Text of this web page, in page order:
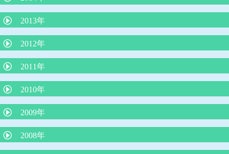
子どもの睡眠
ちょっといいお話し
手足口病について
今、お子さんが飲んでいる薬、本当に必要ですか？
新しいインフルエンザ治療薬「ゾフルーザ」について
耳掃除はしてはいけません！
ヒトメタニウモウイルスとは何者だ？
アレルギー検査では見つからないミルクアレルギー
子どもを抱きしめるほど頭が良くなる
「子どもののほめ方、叱り方」
重症なアレルギー性鼻炎とレーザー治療
「重症なアレルギー性鼻炎とレーザー治療」
揺さぶられ症候群
４歳まで授乳を
子どもとスマホ
鉄欠乏性貧血
不思議の国のアリス症候群
「赤ちゃんの涙目、めやに」について
抱きぐせは悪くない
卒乳と抱擁
かぜの薬ー院長のひとりごと
子どもの謎の“あるある”行動
子どもを傷つける言葉、行為とは？
熱中症のメカニズムと症状に対する救急処置
赤ちゃんの授乳について
３歳までの子育てに大切なこと
子どものわがままやめさせる魔法のフレーズ
最新、人気の絵本の紹介（３冊）
子どもに使ってはいけないNGワード
包茎の赤ちゃんの対処
B型肝炎予防ワクチンを受けましょう！
B型肝炎ワクチンを受けましょう！その２
2013年
夜尿症に対する最新治療について
運動会の競争で勝つ方法
コミュニケーションがとれない子どもたち
４歳の頃に本をたくさん読むと頭が良くなる？
赤ちゃんを泣き止ませるための必殺アラカルト
妊娠と知らずに麻疹風疹混合ワクチンや風疹ワクチンを接種した
場合
2012年
予防接種の同時接種とその効果について
将来、６種混合ワクチンになる日が来る？
2011年
ロタウイルス胃腸炎予防ワクチン
肺炎球菌、ヒブワクチンの重要性
夏に流行るエンテロウイルス感染症
腸管出血性大腸菌について
母乳育児の素晴らしさ
2010年
喘息の患者さんの治療（予防）について
低カルシウムをひき起こす食品
夏に流行る病気について
2009年
インフルエンザの重篤な合併症
夏に流行るエンテロウイルス感染症について
2008年